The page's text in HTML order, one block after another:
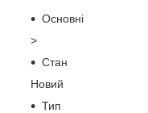
Основні
>
Стан
Новий
Тип